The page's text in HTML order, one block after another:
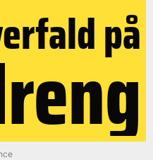
på